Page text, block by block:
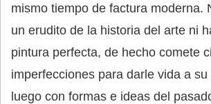
mismo tiempo de factura moderna.
un erudito de la historia del arte ni
pintura perfecta, de hecho comete
imperfecciones para darle vida a
luego con formas e ideas del